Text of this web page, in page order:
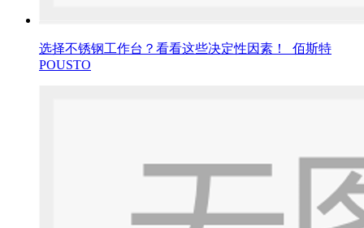
选择不锈钢工作台？看看这些决定性因素！_佰斯特
POUSTO